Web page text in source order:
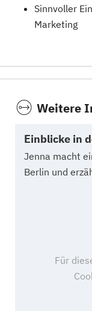
Sinnvoller
Marketing
Weitere
Einblicke in
Jenna macht
Berlin und